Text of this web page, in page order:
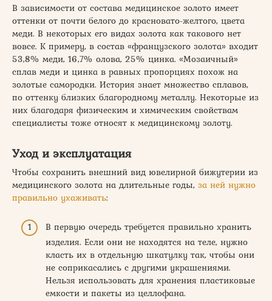
В зависимости от состава медицинское золото имеет
оттенки от почти белого до красновато-желтого, цвета
меди. В некоторых его видах золота как такового нет
вовсе. К примеру, в состав «французского золота» входит
53,8% меди, 16,7% олова, 25% цинка. «Мозаичный»
сплав меди и цинка в равных пропорциях похож на
золотые самородки. История знает множество сплавов,
по оттенку близких благородному металлу. Некоторые из
них благодаря физическим и химическим свойствам
специалисты тоже относят к медицинскому золоту.
Уход и эксплуатация
Чтобы сохранить внешний вид ювелирной бижутерии из
медицинского золота на длительные годы, за ней нужно
правильно ухаживать:
В первую очередь требуется правильно хранить
изделия. Если они не находятся на теле, нужно
класть их в отдельную шкатулку так, чтобы они
не соприкасались с другими украшениями.
Нельзя использовать для хранения пластиковые
емкости и пакеты из целлофана.